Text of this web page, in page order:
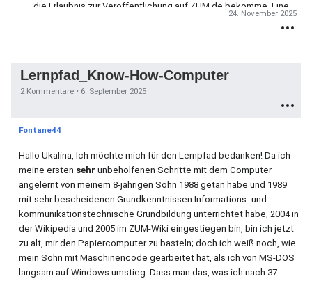
die Erlaubnis zur Veröffentlichung auf ZUM.de bekomme. Eine
würde sehr interessieren, wie Sie im ZUM-Vorstand zu meinen
Ideen und Ausführungen - insbesondere zum Thema Barrierefreiheit
- stehen und ich würde mich sehr über einen Meinungsaustausch (in
24. November 2025
Lernpfad_Know-How-Computer
2 Kommentare • 6. September 2025
Fontane44
Hallo Ukalina, Ich möchte mich für den Lernpfad bedanken! Da ich
meine ersten sehr unbeholfenen Schritte mit dem Computer
angelernt von meinem 8-jährigen Sohn 1988 getan habe und 1989
mit sehr bescheidenen Grundkenntnissen Informations- und
kommunikationstechnische Grundbildung unterrichtet habe, 2004 in
der Wikipedia und 2005 im ZUM-Wiki eingestiegen bin, bin ich jetzt
zu alt, mir den Papiercomputer zu basteln; doch ich weiß noch, wie
mein Sohn mit Maschinencode gearbeitet hat, als ich von MS-DOS
langsam auf Windows umstieg. Dass man das, was ich nach 37